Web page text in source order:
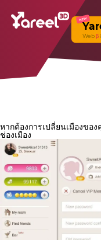
NEW
Webβ
หากต้องการเปลี่ยนเมืองขอ
ช่องเมือง